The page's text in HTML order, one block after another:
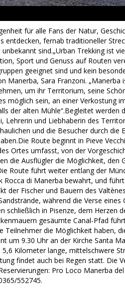
für alle Fans der Natur,
entdecken, fernab traditioneller
sind.„Urban Trekking ist
Sport und Genuss auf Routen
geeignet sind und kein
Manerba, Sara Franzoni. „Manerba
um ihr Territorium, seine
möglich sein, an einer Verkostung
der alten Mühle“.Begleitet werden
Lehrerin und Liebhaberin des
und die Besucher durch die
Route beginnt in Pieve
Ortes umfasst, von der
die Ausflügler die Möglichkeit, den
Route führt weiter entlang der
di Manerba bewahrt, und
der Fischer und Bauern des
während die Verse eines
in Pisenze, dem Herzen
gesäumte Canal-Pfad
Teilnehmer die Möglichkeit haben,
um 9.30 Uhr an der Kirche Santa
Kilometer lange, mittelschwere
findet auch bei Regen statt. Die
Pro Loco Manerba
552745.